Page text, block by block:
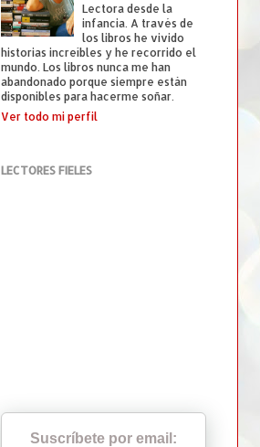
Lectora desde la
infancia. A través de
los libros he vivido
historias increíbles y he recorrido el
mundo. Los libros nunca me han
abandonado porque siempre están
disponibles para hacerme soñar.
Ver todo mi perfil
LECTORES FIELES
Suscríbete por email: